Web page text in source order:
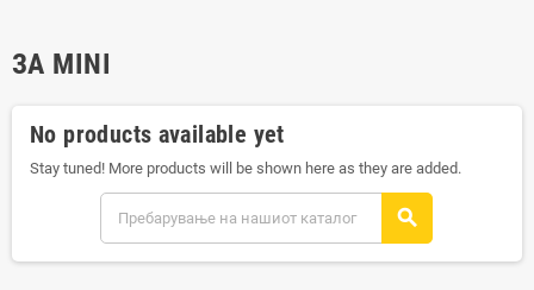
ЗА MINI
No products available yet
Stay tuned! More products will be shown here as they are added.
search